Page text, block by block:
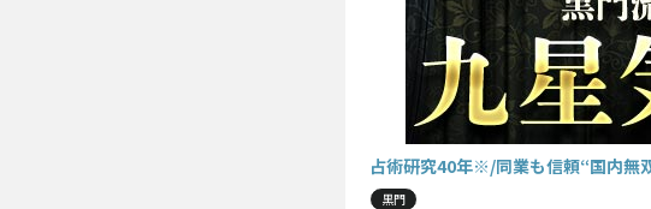
占術研究40年※/同業も信頼“国内
黒門